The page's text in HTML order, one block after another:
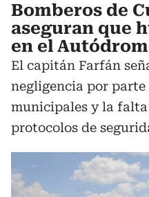
Bomberos de
aseguran que
en el
El capitán Farfán
negligencia por
municipales y la
protocolos de